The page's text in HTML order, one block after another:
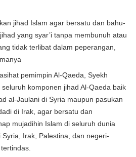
jihad Islam agar bersatu dan bahu-
yang syar’i tanpa membunuh atau
tidak terlibat dalam peperangan,
pemimpin Al-Qaeda, Syekh
komponen jihad Al-Qaeda baik
al-Jaulani di Syria maupun pasukan
di Irak, agar bersatu dan
mujadihin Islam di seluruh dunia
Irak, Palestina, dan negeri-